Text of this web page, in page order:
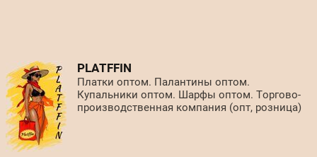
PLATFFIN
Платки оптом. Палантины оптом.
Купальники оптом. Шарфы оптом. Торгово-
производственная компания (опт, розница)